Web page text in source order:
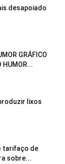
desapoiado
GRÁFICO
HUMOR...
lixos
tarifaço de
sobre...